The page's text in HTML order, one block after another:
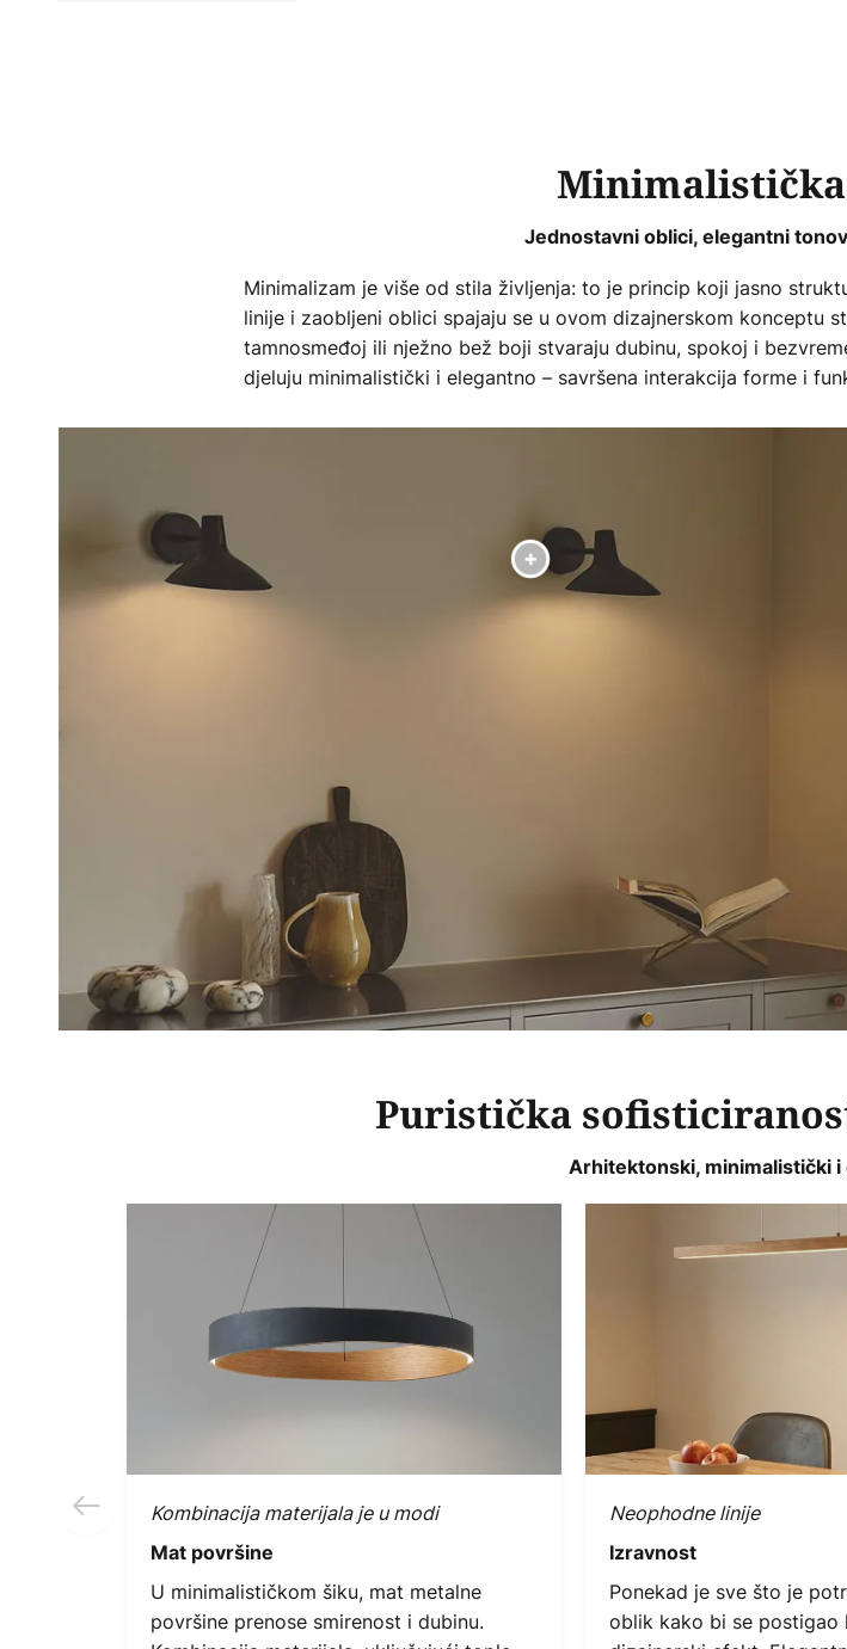
Jednostavni oblici, elegantni
Minimalizam je više od stila življenja: to je princip koji jasno
linije i zaobljeni oblici spajaju se u ovom dizajnerskom konceptu
tamnosmeđoj ili nježno bež boji stvaraju dubinu, spokoj i
djeluju minimalistički i elegantno – savršena interakcija forme i
Puristička
Arhitektonski, minimalistički i
Kombinacija materijala je u modi
Mat površine
U minimalističkom šiku, mat metalne
površine prenose smirenost i dubinu.
Neophodne linije
Izravnost
Ponekad je sve što je
oblik kako bi se postigao